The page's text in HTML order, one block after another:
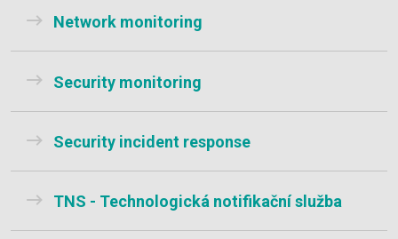
Network monitoring
Security monitoring
Security incident response
TNS - Technologická notifikační služba